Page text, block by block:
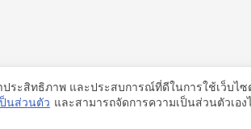
ประสิทธิภาพ และประสบการณ์ที่ดีในการใช้เว็บไ
นส่วนตัว และสามารถจัดการความเป็นส่วนตัวเอ